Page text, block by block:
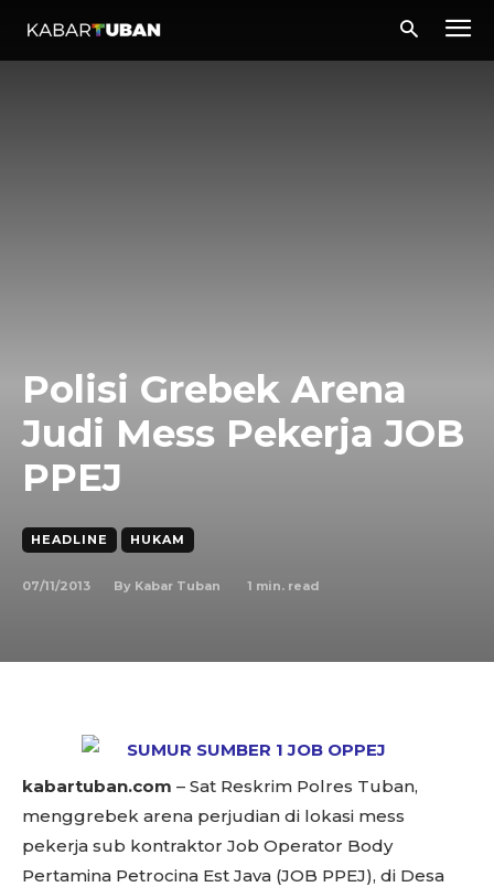
Polisi Grebek Arena
Judi Mess Pekerja JOB
PPEJ
HEADLINE HUKAM
07/11/2013 By Kabar Tuban 1 min. read
kabartuban.com – Sat Reskrim Polres Tuban,
menggrebek arena perjudian di lokasi mess
pekerja sub kontraktor Job Operator Body
Pertamina Petrocina Est Java (JOB PPEJ), di Desa